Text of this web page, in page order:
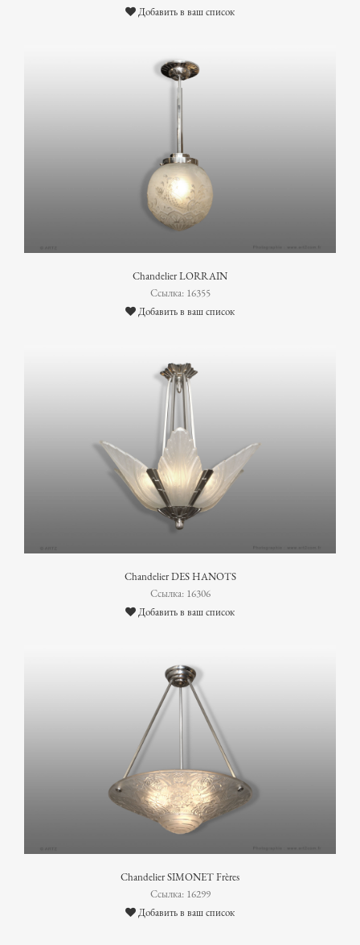
Добавить в ваш список
Chandelier LORRAIN
Ссылка: 16355
Добавить в ваш список
Chandelier DES HANOTS
Ссылка: 16306
Добавить в ваш список
Chandelier SIMONET Frères
Ссылка: 16299
Добавить в ваш список